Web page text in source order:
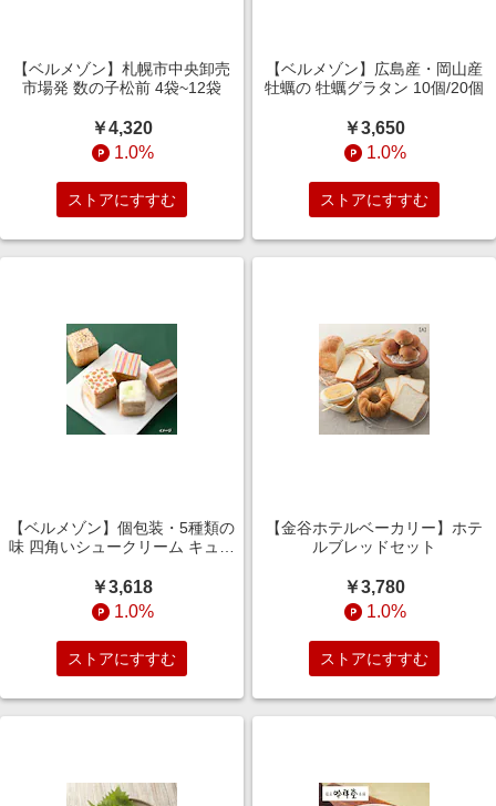
【ベルメゾン】札幌市中央卸売
市場発 数の子松前 4袋~12袋
￥4,320
1.0%
ストアにすすむ
【ベルメゾン】広島産・岡山産
牡蠣の 牡蠣グラタン 10個/20個
￥3,650
1.0%
ストアにすすむ
【ベルメゾン】個包装・5種類の
味 四角いシュークリーム キュー
￥3,618
1.0%
ストアにすすむ
【金谷ホテルベーカリー】ホテ
ルブレッドセット
￥3,780
1.0%
ストアにすすむ